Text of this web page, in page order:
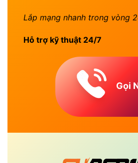
Lắp mạng nhanh trong vòng
Hỗ trợ kỹ thuật 24/7
Gọi